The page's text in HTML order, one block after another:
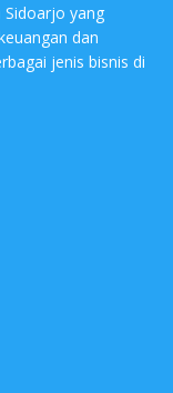
Sidoarjo yang
dan
jenis bisnis di